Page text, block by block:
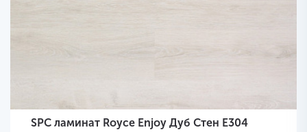
SPC ламинат Royce Enjoy Дуб Стен Е304